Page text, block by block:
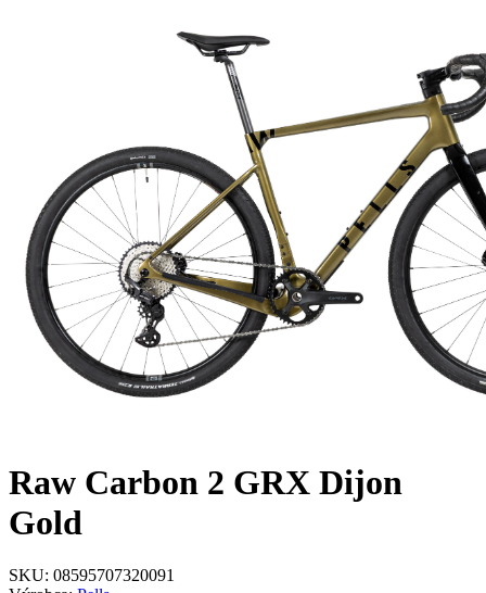
Raw Carbon 2 GRX Dijon
Gold
SKU: 08595707320091